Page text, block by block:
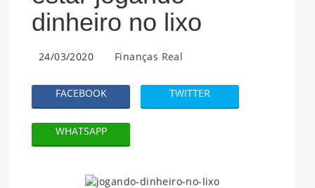
dinheiro no lixo
24/03/2020 Finanças Real
FACEBOOK TWITTER
WHATSAPP